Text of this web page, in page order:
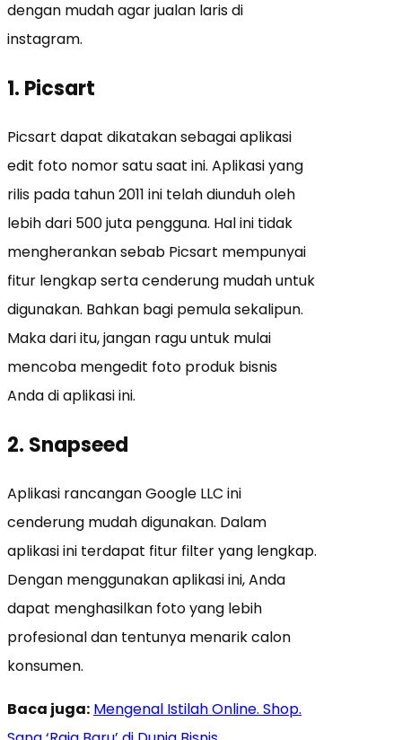
dengan mudah agar jualan laris di
instagram.
1. Picsart
Picsart dapat dikatakan sebagai aplikasi
edit foto nomor satu saat ini. Aplikasi yang
rilis pada tahun 2011 ini telah diunduh oleh
lebih dari 500 juta pengguna. Hal ini tidak
mengherankan sebab Picsart mempunyai
fitur lengkap serta cenderung mudah untuk
digunakan. Bahkan bagi pemula sekalipun.
Maka dari itu, jangan ragu untuk mulai
mencoba mengedit foto produk bisnis
Anda di aplikasi ini.
2. Snapseed
Aplikasi rancangan Google LLC ini
cenderung mudah digunakan. Dalam
aplikasi ini terdapat fitur filter yang lengkap.
Dengan menggunakan aplikasi ini, Anda
dapat menghasilkan foto yang lebih
profesional dan tentunya menarik calon
konsumen.
Baca juga: Mengenal Istilah Online. Shop.